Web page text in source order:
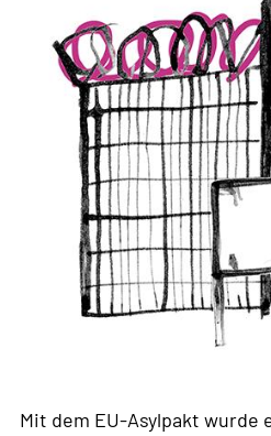
Mit dem EU-Asylpakt